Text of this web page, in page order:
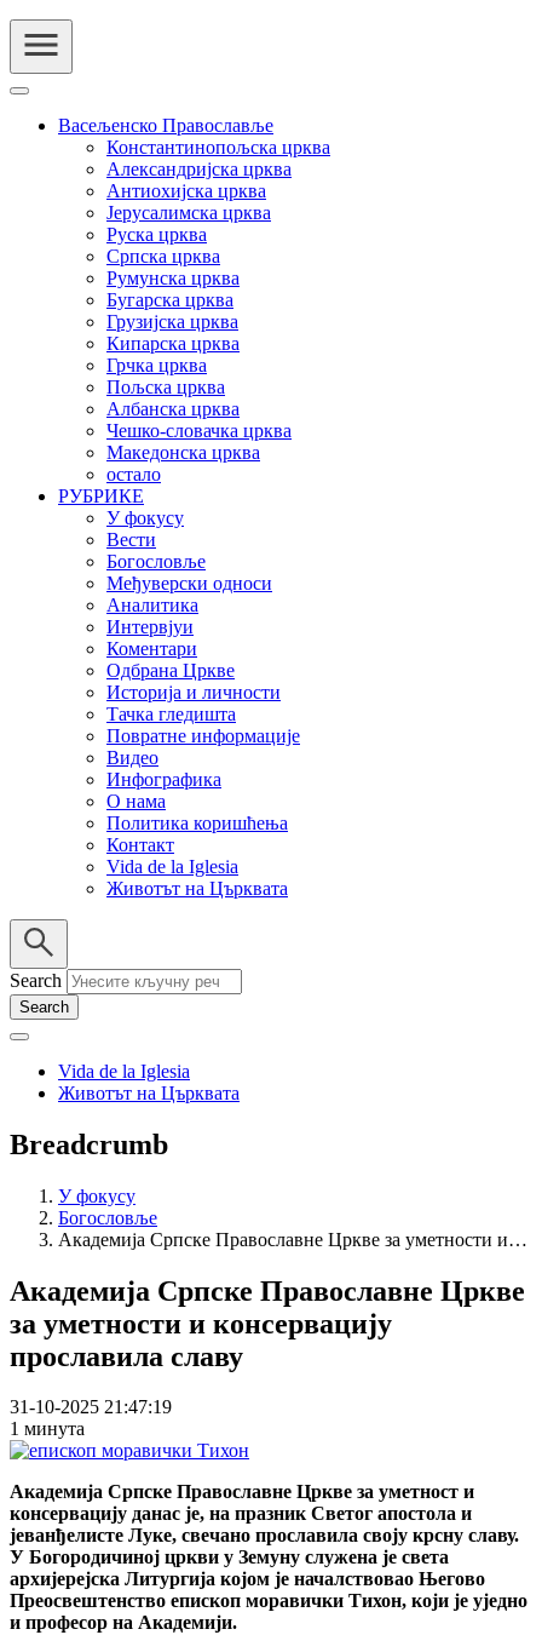
Васељенско Православље
Константинопољска црква
Александријска црква
Антиохијска црква
Јерусалимска црква
Руска црква
Српска црква
Румунска црква
Бугарска црква
Грузијска црква
Кипарска црква
Грчка црква
Пољска црква
Албанска црква
Чешко-словачка црква
Македонска црква
остало
РУБРИКЕ
У фокусу
Вести
Богословље
Међуверски односи
Аналитика
Интервјуи
Коментари
Одбрана Цркве
Историја и личности
Тачка гледишта
Повратне информације
Видео
Инфографика
О нама
Политика коришћења
Контакт
Vida de la Iglesia
Животът на Църквата
Search
Vida de la Iglesia
Животът на Църквата
Breadcrumb
У фокусу
Богословље
Академија Српске Православне Цркве за уметности и…
Академија Српске Православне Цркве
за уметности и консервацију
прославила славу
31-10-2025 21:47:19
1 минута
Академија Српске Православне Цркве за уметност и
консервацију данас је, на празник Светог апостола и
јеванђелисте Луке, свечано прославила своју крсну славу.
У Богородичиној цркви у Земуну служена је света
архијерејска Литургија којом је началствовао Његово
Преосвештенство епископ моравички Тихон, који је уједно
и професор на Академији.